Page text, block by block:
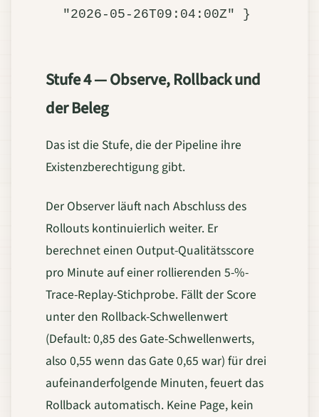
Stufe 4 — Observe, Rollback und
der Beleg
Das ist die Stufe, die der Pipeline ihre
Existenzberechtigung gibt.
Der Observer läuft nach Abschluss des
Rollouts kontinuierlich weiter. Er
berechnet einen Output-Qualitätsscore
pro Minute auf einer rollierenden 5-%-
Trace-Replay-Stichprobe. Fällt der Score
unter den Rollback-Schwellenwert
(Default: 0,85 des Gate-Schwellenwerts,
also 0,55 wenn das Gate 0,65 war) für drei
aufeinanderfolgende Minuten, feuert das
Rollback automatisch. Keine Page, kein